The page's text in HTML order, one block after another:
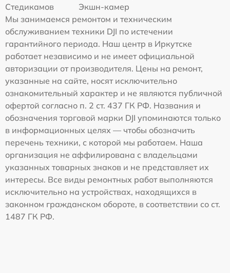
Стедикамов
Экшн-камер
Мы занимаемся ремонтом и техническим
обслуживанием техники DJI по истечении
гарантийного периода. Наш центр в Иркутске
работает независимо и не имеет официальной
авторизации от производителя. Цены на ремонт,
указанные на сайте, носят исключительно
ознакомительный характер и не являются публичной
офертой согласно п. 2 ст. 437 ГК РФ. Названия и
обозначения торговой марки DJI упоминаются только
в информационных целях — чтобы обозначить
перечень техники, с которой мы работаем. Наша
организация не аффилирована с владельцами
указанных товарных знаков и не представляет их
интересы. Все виды ремонтных работ выполняются
исключительно на устройствах, находящихся в
законном гражданском обороте, в соответствии со ст.
1487 ГК РФ.